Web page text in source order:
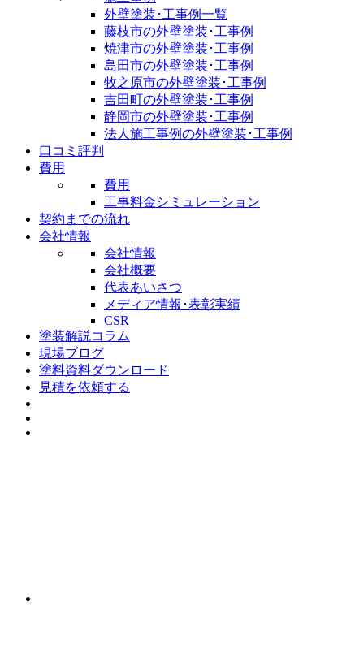
外壁塗装･工事例一覧
藤枝市の外壁塗装･工事例
焼津市の外壁塗装･工事例
島田市の外壁塗装･工事例
牧之原市の外壁塗装･工事例
吉田町の外壁塗装･工事例
静岡市の外壁塗装･工事例
法人施工事例の外壁塗装･工事例
口コミ評判
費用
費用
工事料金シミュレーション
契約までの流れ
会社情報
会社情報
会社概要
代表あいさつ
メディア情報･表彰実績
CSR
塗装解説コラム
現場ブログ
塗料資料ダウンロード
見積を依頼する